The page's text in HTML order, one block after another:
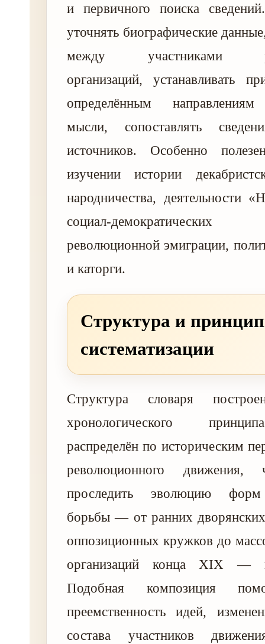
и первичного поиска
уточнять биографические
между участниками
организаций, устанавливать
определённым
мысли, сопоставлять
источников. Особенно
изучении истории
народничества, деятельности
социал-
революционной эмиграции,
и каторги.
Структура и
систематизации
Структура словаря
хронологического
распределён по историческим
революционного движения,
проследить эволюцию форм
борьбы — от ранних
оппозиционных кружков до
организаций конца XIX —
Подобная композиция
преемственность идей,
состава участников